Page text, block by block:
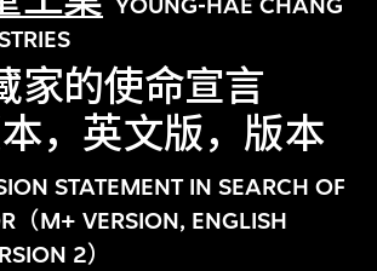
家的使命宣言
本，英文版，版本
STATEMENT IN SEARCH OF
（M+ VERSION, ENGLISH
2）